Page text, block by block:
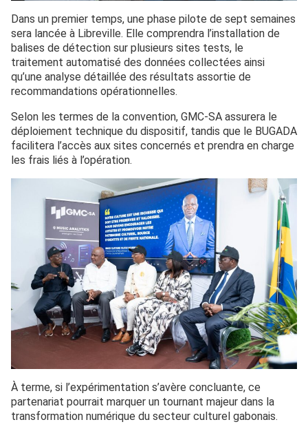
Dans un premier temps, une phase pilote de sept semaines
sera lancée à Libreville. Elle comprendra l’installation de
balises de détection sur plusieurs sites tests, le
traitement automatisé des données collectées ainsi
qu’une analyse détaillée des résultats assortie de
recommandations opérationnelles.
Selon les termes de la convention, GMC-SA assurera le
déploiement technique du dispositif, tandis que le BUGADA
facilitera l’accès aux sites concernés et prendra en charge
les frais liés à l’opération.
À terme, si l’expérimentation s’avère concluante, ce
partenariat pourrait marquer un tournant majeur dans la
transformation numérique du secteur culturel gabonais.